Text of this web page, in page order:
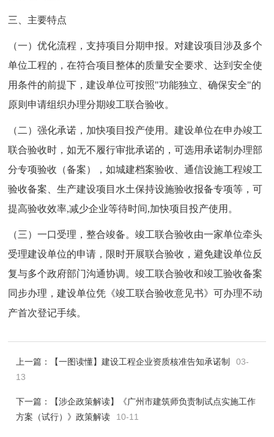
三、主要特点
（一）优化流程，支持项目分期申报。对建设项目涉及多个
单位工程的，在符合项目整体的质量安全要求、达到安全使
用条件的前提下，建设单位可按照"功能独立、确保安全"的
原则申请组织办理分期竣工联合验收。
（二）强化承诺，加快项目投产使用。建设单位在申办竣工
联合验收时，如无不履行审批承诺的，可选用承诺制办理部
分专项验收（备案），如城建档案验收、通信设施工程竣工
验收备案、生产建设项目水土保持设施验收报备专项等，可
提高验收效率,减少企业等待时间,加快项目投产使用。
（三）一口受理，整合竣备。竣工联合验收由一家单位牵头
受理建设单位的申请，限时开展联合验收，避免建设单位反
复与多个政府部门沟通协调。竣工联合验收和竣工验收备案
同步办理，建设单位凭《竣工联合验收意见书》可办理不动
产首次登记手续。
上一篇： 【一图读懂】建设工程企业资质核准告知承诺制
03-
13
下一篇：
【涉企政策解读】《广州市建筑师负责制试点实施工作
方案（试行）》政策解读
10-11